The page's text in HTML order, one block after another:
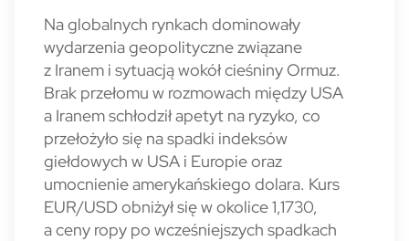
Na globalnych rynkach dominowały
wydarzenia geopolityczne związane
z Iranem i sytuacją wokół cieśniny Ormuz.
Brak przełomu w rozmowach między USA
a Iranem schłodził apetyt na ryzyko, co
przełożyło się na spadki indeksów
giełdowych w USA i Europie oraz
umocnienie amerykańskiego dolara. Kurs
EUR/USD obniżył się w okolice 1,1730,
a ceny ropy po wcześniejszych spadkach